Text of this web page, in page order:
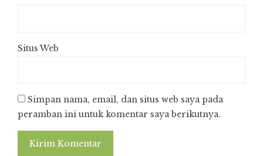
Situs Web
Simpan nama, email, dan situs web saya pada
peramban ini untuk komentar saya berikutnya.